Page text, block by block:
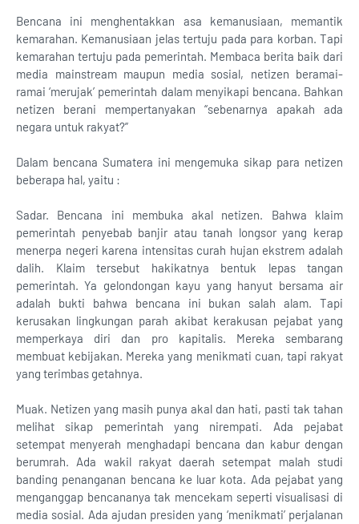
Bencana ini menghentakkan asa kemanusiaan, memantik
kemarahan. Kemanusiaan jelas tertuju pada para korban. Tapi
kemarahan tertuju pada pemerintah. Membaca berita baik dari
media mainstream maupun media sosial, netizen beramai-
ramai ‘merujak’ pemerintah dalam menyikapi bencana. Bahkan
netizen berani mempertanyakan “sebenarnya apakah ada
negara untuk rakyat?”
Dalam bencana Sumatera ini mengemuka sikap para netizen
beberapa hal, yaitu :
Sadar. Bencana ini membuka akal netizen. Bahwa klaim
pemerintah penyebab banjir atau tanah longsor yang kerap
menerpa negeri karena intensitas curah hujan ekstrem adalah
dalih. Klaim tersebut hakikatnya bentuk lepas tangan
pemerintah. Ya gelondongan kayu yang hanyut bersama air
adalah bukti bahwa bencana ini bukan salah alam. Tapi
kerusakan lingkungan parah akibat kerakusan pejabat yang
memperkaya diri dan pro kapitalis. Mereka sembarang
membuat kebijakan. Mereka yang menikmati cuan, tapi rakyat
yang terimbas getahnya.
Muak. Netizen yang masih punya akal dan hati, pasti tak tahan
melihat sikap pemerintah yang nirempati. Ada pejabat
setempat menyerah menghadapi bencana dan kabur dengan
berumrah. Ada wakil rakyat daerah setempat malah studi
banding penanganan bencana ke luar kota. Ada pejabat yang
menganggap bencananya tak mencekam seperti visualisasi di
media sosial. Ada ajudan presiden yang ‘menikmati’ perjalanan